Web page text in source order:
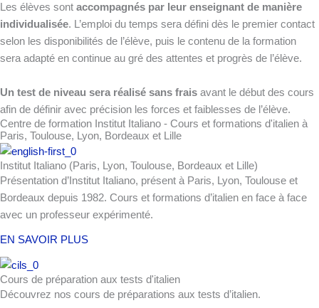
Les élèves sont accompagnés par leur enseignant de manière
individualisée. L’emploi du temps sera défini dès le premier contact
selon les disponibilités de l’élève, puis le contenu de la formation
sera adapté en continue au gré des attentes et progrès de l’élève.
Un test de niveau sera réalisé sans frais avant le début des cours
afin de définir avec précision les forces et faiblesses de l’élève.
Centre de formation Institut Italiano - Cours et formations d'italien à
Paris, Toulouse, Lyon, Bordeaux et Lille
Institut Italiano (Paris, Lyon, Toulouse, Bordeaux et Lille)
Présentation d’Institut Italiano, présent à Paris, Lyon, Toulouse et
Bordeaux depuis 1982. Cours et formations d’italien en face à face
avec un professeur expérimenté.
EN SAVOIR PLUS
Cours de préparation aux tests d'italien
Découvrez nos cours de préparations aux tests d’italien.